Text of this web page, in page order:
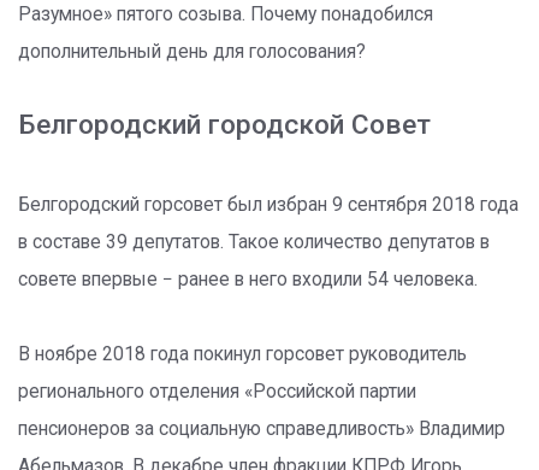
Разумное» пятого созыва. Почему понадобился
дополнительный день для голосования?
Белгородский городской Совет
Белгородский горсовет был избран 9 сентября 2018 года
в составе 39 депутатов. Такое количество депутатов в
совете впервые − ранее в него входили 54 человека.
В ноябре 2018 года покинул горсовет руководитель
регионального отделения «Российской партии
пенсионеров за социальную справедливость» Владимир